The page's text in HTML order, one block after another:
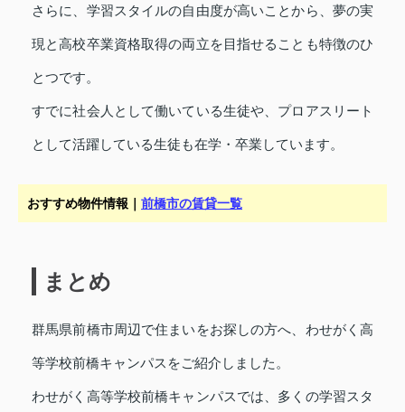
さらに、学習スタイルの自由度が高いことから、夢の実
現と高校卒業資格取得の両立を目指せることも特徴のひ
とつです。
すでに社会人として働いている生徒や、プロアスリート
として活躍している生徒も在学・卒業しています。
おすすめ物件情報｜ 前橋市の賃貸一覧
まとめ
群馬県前橋市周辺で住まいをお探しの方へ、わせがく高
等学校前橋キャンパスをご紹介しました。
わせがく高等学校前橋キャンパスでは、多くの学習スタ